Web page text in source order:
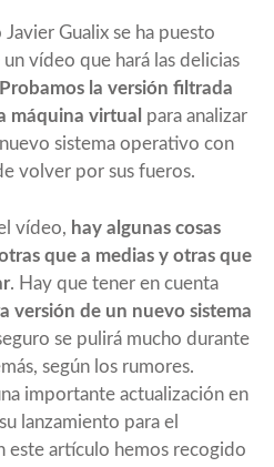
Gualix se ha puesto
vídeo que hará las delicias
Probamos la versión filtrada
máquina virtual para analizar
sistema operativo con
volver por sus fueros.
vídeo, hay algunas cosas
que a medias y otras que
. Hay que tener en cuenta
versión de un nuevo sistema
se pulirá mucho durante
según los rumores.
importante actualización en
lanzamiento para el
este artículo hemos recogido